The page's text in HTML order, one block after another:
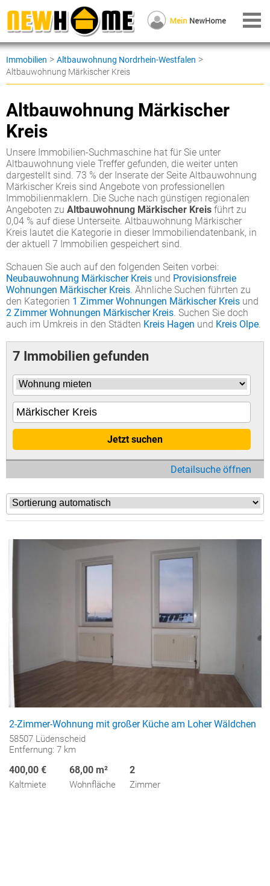
Immobilien > Altbauwohnung Nordrhein-Westfalen >
Altbauwohnung Märkischer Kreis
Altbauwohnung Märkischer
Kreis
Unsere Immobilien-Suchmaschine hat für Sie unter
Altbauwohnung viele Treffer gefunden, die weiter unten
dargestellt sind. 73 % der Inserate der Seite Altbauwohnung
Märkischer Kreis sind Angebote von professionellen
Immobilienmaklern. Die Suche nach günstigen regionalen
Angeboten zu Altbauwohnung Märkischer Kreis führt zu
0,04 % auf diese Unterseite. Altbauwohnung Märkischer
Kreis lautet die Kategorie in dieser Immobiliendatenbank, in
der aktuell 7 Immobilien gespeichert sind.
Schauen Sie auch auf den folgenden Seiten vorbei:
Neubauwohnung Märkischer Kreis und Provisionsfreie
Wohnungen Märkischer Kreis. Ähnliche Suchen führten zu
den Kategorien 1 Zimmer Wohnungen Märkischer Kreis und
2 Zimmer Wohnungen Märkischer Kreis. Suchen Sie doch
auch im Umkreis in den Städten Kreis Hagen und Kreis Olpe.
7 Immobilien gefunden
Jetzt suchen
Detailsuche öffnen
2-Zimmer-Wohnung mit großer Küche am Loher Wäldchen
58507 Lüdenscheid
Entfernung: 7 km
400,00 €
Kaltmiete
68,00 m²
Wohnfläche
2
Zimmer